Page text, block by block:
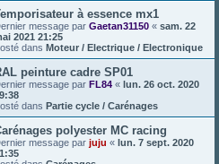
à essence mx1
message par Gaetan31150 « sam. 22
2021 21:25
dans Moteur / Electrique / Electronique
peinture cadre SP01
message par FL84 « lun. 26 oct. 2020
dans Partie cycle / Carénages
polyester MC racing
message par juju « lun. 7 sept. 2020